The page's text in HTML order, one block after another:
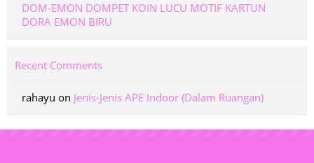
DOM-EMON DOMPET KOIN LUCU MOTIF KARTUN
DORA EMON BIRU
Recent Comments
rahayu on Jenis-Jenis APE Indoor (Dalam Ruangan)